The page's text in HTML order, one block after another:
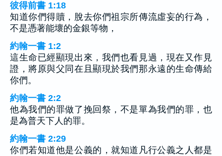
彼得前書 1:18
知道你們得贖，脫去你們祖宗所傳流虛妄的行為，
不是憑著能壞的金銀等物，
約翰一書 1:2
這生命已經顯現出來，我們也看見過，現在又作見
證，將原與父同在且顯現於我們那永遠的生命傳給
你們。
約翰一書 2:2
他為我們的罪做了挽回祭，不是單為我們的罪，也
是為普天下人的罪。
約翰一書 2:29
你們若知道他是公義的，就知道凡行公義之人都是